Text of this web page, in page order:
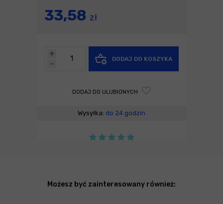
33,58 zł
-
+
DODAJ DO KOSZYKA
DODAJ DO ULUBIONYCH
Wysyłka: do 24 godzin
Możesz być zainteresowany również: